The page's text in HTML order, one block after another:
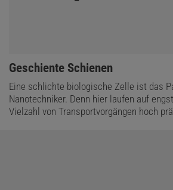
:
Geschiente Schienen
Eine schlichte biologische Zelle ist das
Nanotechniker. Denn hier laufen auf
Vielzahl von Transportvorgängen hoch